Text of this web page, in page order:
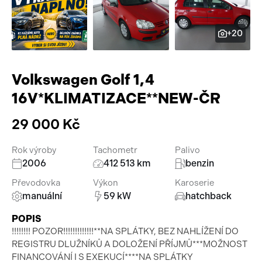
Pracovní stroje
Náhradní díly
Auto a život
Videa
+20
Volkswagen Golf 1,4
16V*KLIMATIZACE**NEW-ČR
29 000 Kč
Rok výroby
2006
Tachometr
412 513 km
Palivo
benzin
Převodovka
manuální
Výkon
59 kW
Karoserie
hatchback
POPIS
!!!!!!!! POZOR!!!!!!!!!!!!!**NA SPLÁTKY, BEZ NAHLÍŽENÍ DO
REGISTRU DLUŽNÍKŮ A DOLOŽENÍ PŘÍJMŮ***MOŽNOST
FINANCOVÁNÍ I S EXEKUCÍ****NA SPLÁTKY